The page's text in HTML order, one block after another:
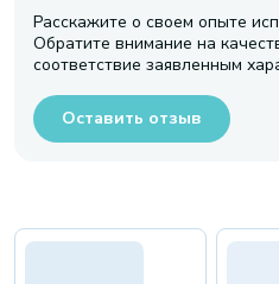
Расскажите о своем опыте
Обратите внимание на
соответствие заявленным
Оставить отзыв